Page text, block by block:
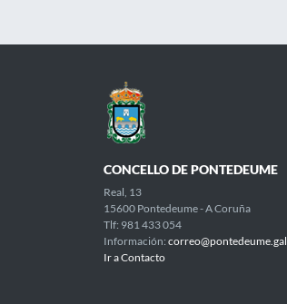
CONCELLO DE PONTEDEUME
Real, 13
15600 Pontedeume - A Coruña
Tlf: 981 433 054
Información: correo@pontedeume.gal
Ir a Contacto